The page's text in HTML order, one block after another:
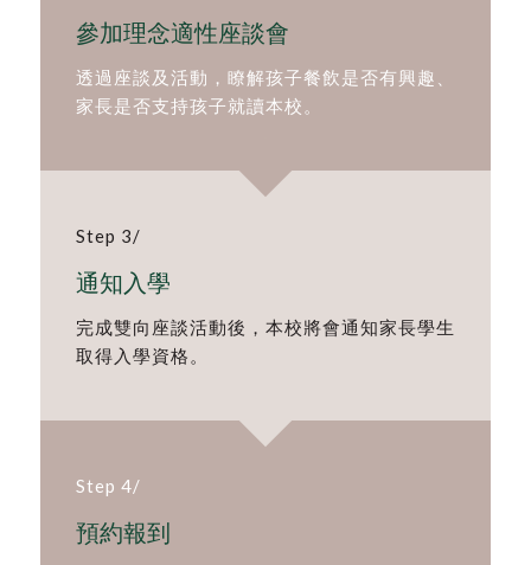
參加理念適性座談會
透過座談及活動，瞭解孩子餐飲是否有興趣、
家長是否支持孩子就讀本校。
Step 3/
通知入學
完成雙向座談活動後，本校將會通知家長學生
取得入學資格。
Step 4/
預約報到